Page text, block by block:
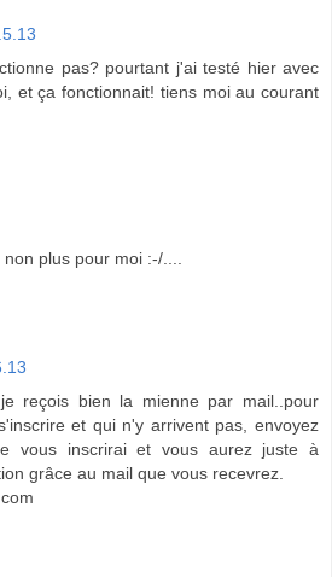
pas? pourtant j'ai testé hier avec
et ça fonctionnait! tiens moi au courant
plus pour moi :-/....
reçois bien la mienne par mail..pour
et qui n'y arrivent pas, envoyez
vous inscrirai et vous aurez juste à
grâce au mail que vous recevrez.